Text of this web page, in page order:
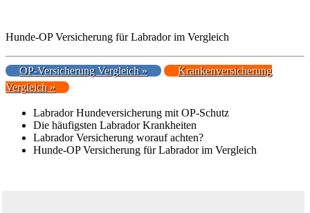
Hunde-OP Versicherung für Labrador im Vergleich
OP-Versicherung Vergleich »
Krankenversicherung
Vergleich »
Labrador Hundeversicherung mit OP-Schutz
Die häufigsten Labrador Krankheiten
Labrador Versicherung worauf achten?
Hunde-OP Versicherung für Labrador im Vergleich